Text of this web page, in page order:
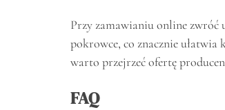
Przy zamawianiu online zwróć
pokrowce, co znacznie ułatwia
warto przejrzeć ofertę
FAQ